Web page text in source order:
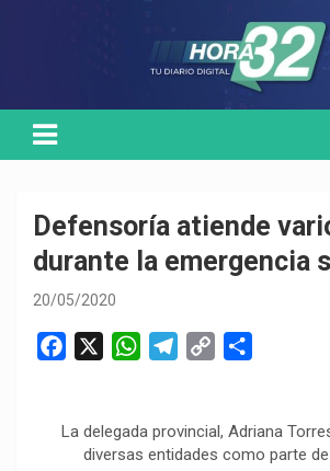
Defensoría atiende
durante la emergencia
20/05/2020
e
W
t
s
e
g
y
L
p
a
La delegada provincial, Adriana
diversas entidades como parte